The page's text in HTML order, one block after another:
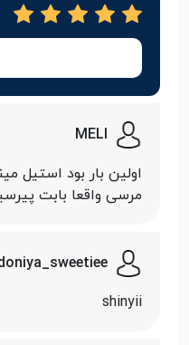
MELI
اولین بار بود استیل
مرسی واقعا بابت
shinyii